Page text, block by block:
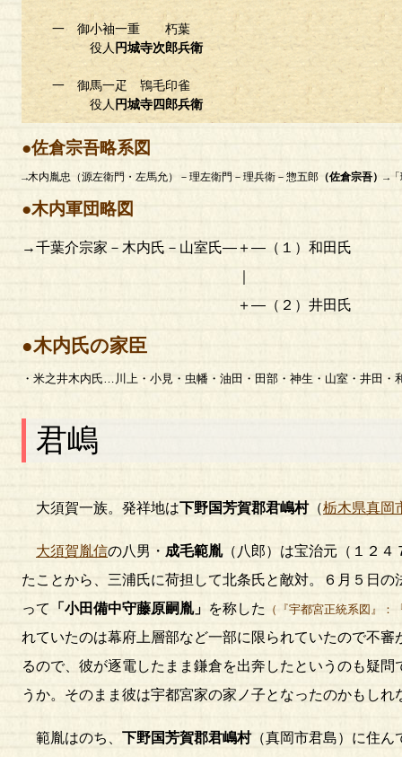
一 御小袖一重 朽葉
役人 円城寺次郎兵衛
一 御馬一疋 鴇毛印雀
役人 円城寺四郎兵衛
●佐倉宗吾略系図
→木内胤忠（源左衛門・左馬允）－理左衛門－理兵衛－惣五郎 （佐倉宗吾） →「
●木内軍団略図
→千葉介宗家－木内氏－山室氏―＋―（１）和田氏
＋―（２）井田氏
●木内氏の家臣
・米之井木内氏…川上・小見・虫幡・油田・田部・神生・山室・井田・
君嶋
大須賀一族。発祥地は下野国芳賀郡君嶋村（栃木県真岡
大須賀胤信の八男・ 成毛範胤（八郎）は宝治元（１２４
たことから、三浦氏に荷担して北条氏と敵対。６月５日
って
「小田備中守藤原嗣胤」 を称した （『宇都宮正統系図』
れていたのは幕府上層部など一部に限られていたので不審
るので、彼が逐電したまま鎌倉を出奔したというのも疑
うか。そのまま彼は宇都宮家の家ノ子となったのかもしれ
範胤はのち、 下野国芳賀郡君嶋村（真岡市君島）に住ん